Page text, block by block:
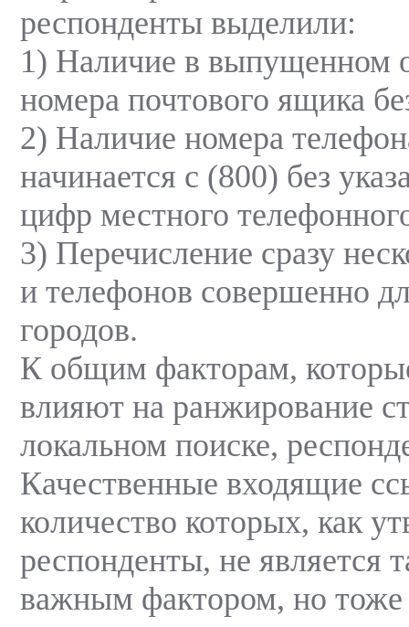
респонденты выделили:
1) Наличие в выпущенном
номера почтового ящика
2) Наличие номера
начинается с (800) без
цифр местного
3) Перечисление сразу
и телефонов совершенно
городов.
К общим факторам,
влияют на ранжирование
локальном поиске,
Качественные входящие
количество которых, как
респонденты, не является
важным фактором, но тоже